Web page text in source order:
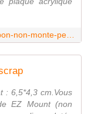
: 6,5*4,3 cm.Vous
EZ Mount (non